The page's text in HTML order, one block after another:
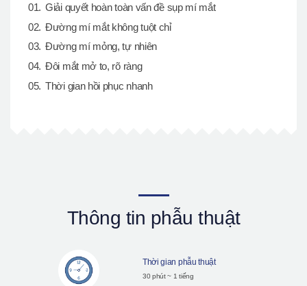
Giải quyết hoàn toàn vấn đề sụp mí mắt
Đường mí mắt không tuột chỉ
Đường mí mỏng, tự nhiên
Đôi mắt mở to, rõ ràng
Thời gian hồi phục nhanh
Thông tin phẫu thuật
Thời gian phẫu thuật
30 phút ~ 1 tiếng